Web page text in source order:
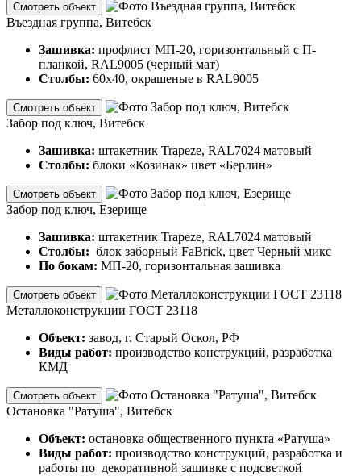
Смотреть объект
Въездная группа, Витебск
Зашивка: профлист МП-20, горизонтальный с П-
планкой, RAL9005 (черный мат)
Столбы: 60х40, окрашеные в RAL9005
Смотреть объект
Забор под ключ, Витебск
Зашивка: штакетник Trapeze, RAL7024 матовый
Столбы: блоки «Козинак» цвет «Берлин»
Смотреть объект
Забор под ключ, Езерище
Зашивка: штакетник Trapeze, RAL7024 матовый
Столбы: блок заборный FaBrick, цвет Черный микс
По бокам: МП-20, горизонтальная зашивка
Смотреть объект
Металлоконструкции ГОСТ 23118
Объект: завод, г. Старый Оскол, РФ
Виды работ: производство конструкций, разработка
КМД
Смотреть объект
Остановка "Ратуша", Витебск
Объект: остановка общественного пункта «Ратуша»
Виды работ: производство конструкций, разработка и
работы по декоративной зашивке с подсветкой